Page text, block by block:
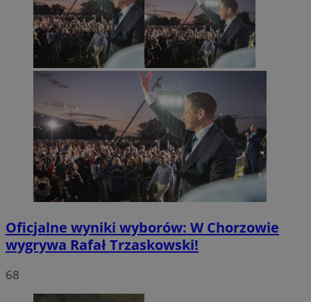
Oficjalne wyniki wyborów: W Chorzowie
wygrywa Rafał Trzaskowski!
68